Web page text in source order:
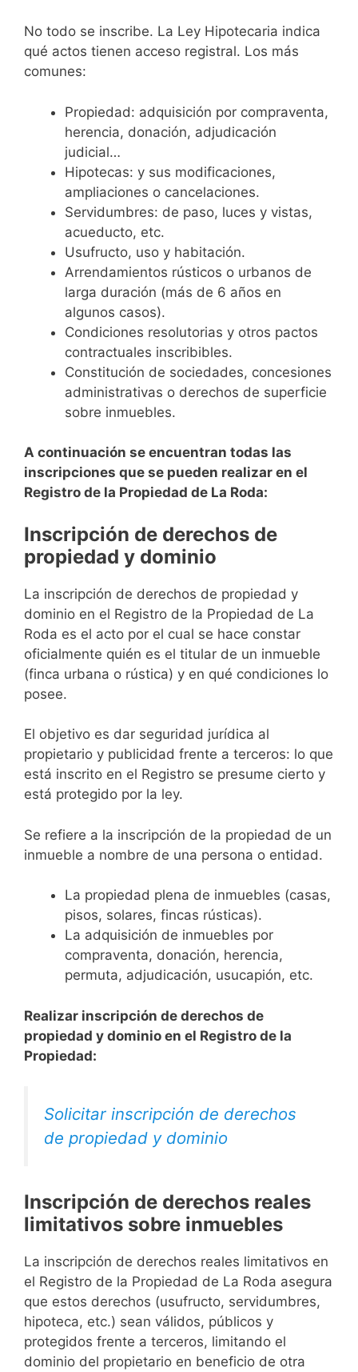
No todo se inscribe. La Ley Hipotecaria indica
qué actos tienen acceso registral. Los más
comunes:
Propiedad: adquisición por compraventa,
herencia, donación, adjudicación
judicial…
Hipotecas: y sus modificaciones,
ampliaciones o cancelaciones.
Servidumbres: de paso, luces y vistas,
acueducto, etc.
Usufructo, uso y habitación.
Arrendamientos rústicos o urbanos de
larga duración (más de 6 años en
algunos casos).
Condiciones resolutorias y otros pactos
contractuales inscribibles.
Constitución de sociedades, concesiones
administrativas o derechos de superficie
sobre inmuebles.
A continuación se encuentran todas las
inscripciones que se pueden realizar en el
Registro de la Propiedad de La Roda:
Inscripción de derechos de
propiedad y dominio
La inscripción de derechos de propiedad y
dominio en el Registro de la Propiedad de La
Roda es el acto por el cual se hace constar
oficialmente quién es el titular de un inmueble
(finca urbana o rústica) y en qué condiciones lo
posee.
El objetivo es dar seguridad jurídica al
propietario y publicidad frente a terceros: lo que
está inscrito en el Registro se presume cierto y
está protegido por la ley.
Se refiere a la inscripción de la propiedad de un
inmueble a nombre de una persona o entidad.
La propiedad plena de inmuebles (casas,
pisos, solares, fincas rústicas).
La adquisición de inmuebles por
compraventa, donación, herencia,
permuta, adjudicación, usucapión, etc.
Realizar inscripción de derechos de
propiedad y dominio en el Registro de la
Propiedad:
Solicitar inscripción de derechos
de propiedad y dominio
Inscripción de derechos reales
limitativos sobre inmuebles
La inscripción de derechos reales limitativos en
el Registro de la Propiedad de La Roda asegura
que estos derechos (usufructo, servidumbres,
hipoteca, etc.) sean válidos, públicos y
protegidos frente a terceros, limitando el
dominio del propietario en beneficio de otra